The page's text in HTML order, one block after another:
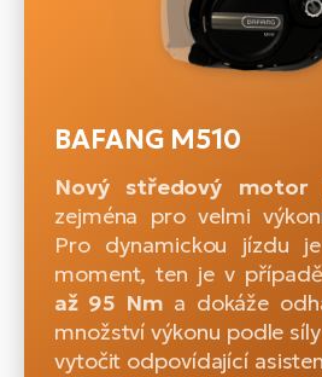
BAFANG M510
Nový středový motor
zejména pro velmi
Pro dynamickou jízdu
moment, ten je v
až 95 Nm a dokáže
množství výkonu podle
vytočit odpovídající